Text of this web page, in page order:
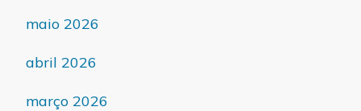
maio 2026
abril 2026
março 2026